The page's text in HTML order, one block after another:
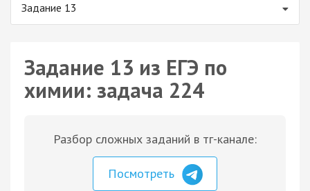
Задание 13
Задание 13 из ЕГЭ по
химии: задача 224
Разбор сложных заданий в тг-канале:
Посмотреть